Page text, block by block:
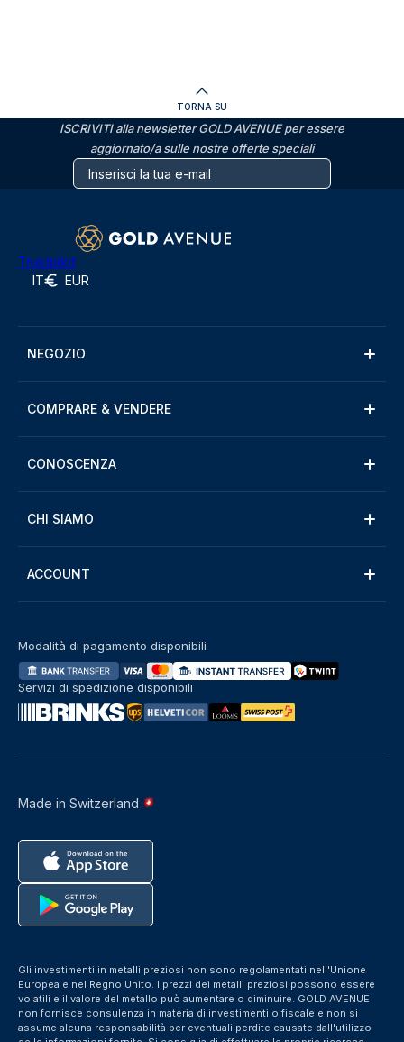
TORNA SU
ISCRIVITI alla newsletter GOLD AVENUE per essere
aggiornato/a sulle nostre offerte speciali
Trustpilot
IT EUR
NEGOZIO
COMPRARE & VENDERE
CONOSCENZA
CHI SIAMO
ACCOUNT
Made in Switzerland
Modalità di pagamento disponibili
Servizi di spedizione disponibili
Gli investimenti in metalli preziosi non sono regolamentati nell'Unione
Europea e nel Regno Unito. I prezzi dei metalli preziosi possono essere
volatili e il valore del metallo può aumentare o diminuire. GOLD AVENUE
non fornisce consulenza in materia di investimenti o fiscale e non si
assume alcuna responsabilità per eventuali perdite causate dall'utilizzo